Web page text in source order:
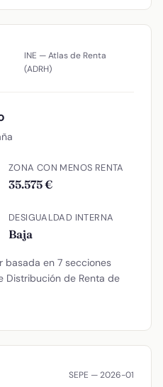
INE — Atlas de Renta
(ADRH)
ZONA CON MENOS RENTA
35.575 €
DESIGUALDAD INTERNA
Baja
basada en 7 secciones
Distribución de Renta de
SEPE — 2026-01